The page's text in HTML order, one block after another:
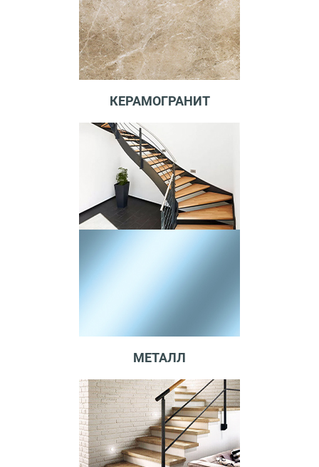
КЕРАМОГРАНИТ
МЕТАЛЛ